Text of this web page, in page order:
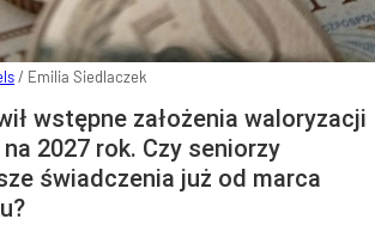
/ Emilia Siedlaczek
wstępne założenia waloryzacji
2027 rok. Czy seniorzy
świadczenia już od marca